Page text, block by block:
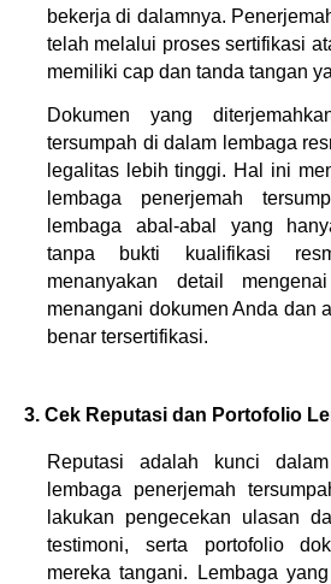
bekerja di dalamnya.
telah melalui proses sertifikasi
memiliki cap dan tanda tangan
Dokumen yang
tersumpah di dalam lembaga
legalitas lebih tinggi. Hal ini
lembaga penerjemah
lembaga abal-abal yang
tanpa bukti kualifikasi
menanyakan detail
menangani dokumen Anda dan
benar tersertifikasi.
3. Cek Reputasi dan Portofolio
Reputasi adalah kunci
lembaga penerjemah
lakukan pengecekan ulasan
testimoni, serta portofolio
mereka tangani. Lembaga